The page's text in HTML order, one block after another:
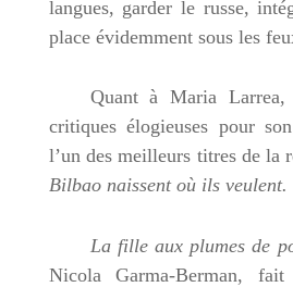
langues, garder le russe,
place évidemment sous les
Quant à Maria
critiques élogieuses pour
l’un des meilleurs titres de la
Bilbao naissent où ils veulent.
La fille aux plumes de
Nicola Garma-Berman,